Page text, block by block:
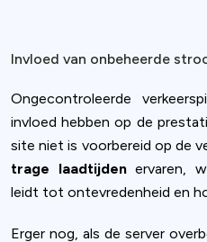
Invloed van onbeheerde
Ongecontroleerde
invloed hebben op de
site niet is voorbereid op de
trage laadtijdenervaren,
leidt tot ontevredenheid en
Erger nog, als de server